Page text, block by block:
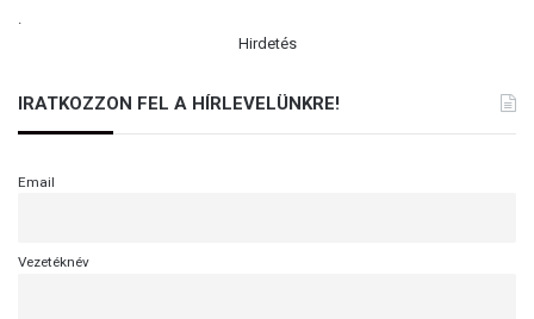
Hirdetés
IRATKOZZON FEL A HÍRLEVELÜNKRE!
Email
Vezetéknév